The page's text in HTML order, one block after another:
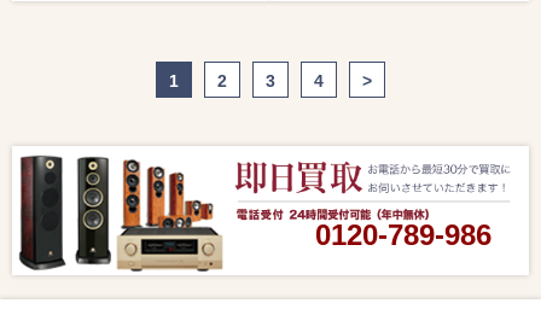
1 2 3 4 >
0120-789-986